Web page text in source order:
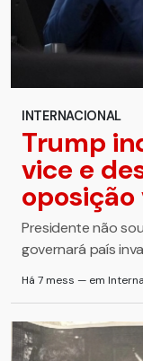
INTERNACIONAL
Trump
vice e
oposição
Presidente não
governará país
Há 7 mess — em